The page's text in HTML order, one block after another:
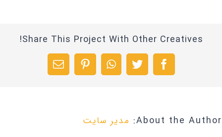
Share This Project With Other Creatives!
Facebook
Twitter
WhatsApp
Pinterestپست
About the Author: مدیر سایت